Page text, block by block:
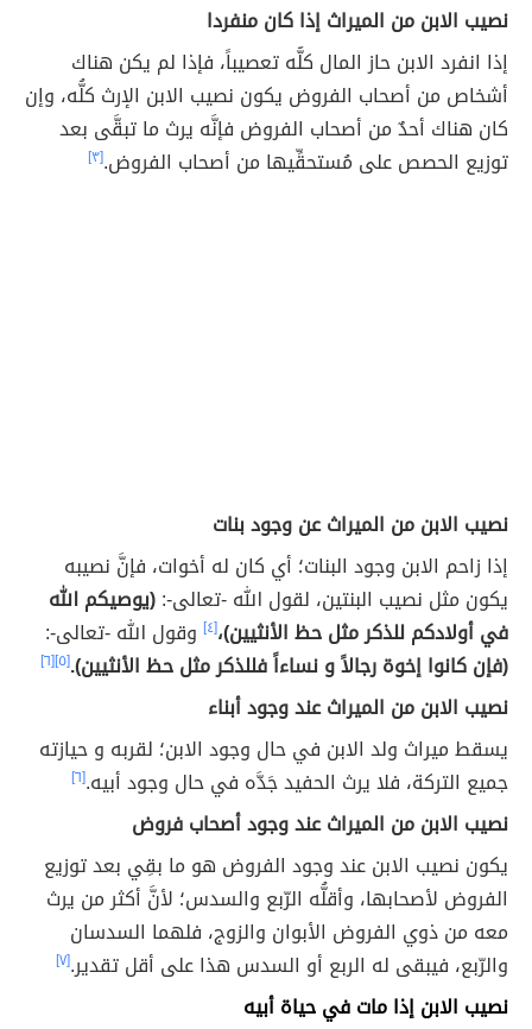
نصيب الابن من الميراث إذا كان منفردا
إذا انفرد الابن حاز المال كلُّه تعصيباً، فإذا لم يكن هناك
أشخاص من أصحاب الفروض يكون نصيب الابن الإرث كلُّه، وإن
كان هناك أحدٌ من أصحاب الفروض فإنَّه يرث ما تبقَّى بعد
توزيع الحصص على مُستحقِّيها من أصحاب الفروض.[٣]
نصيب الابن من الميراث عن وجود بنات
إذا زاحم الابن وجود البنات؛ أي كان له أخوات، فإنَّ نصيبه
يكون مثل نصيب البنتين، لقول الله -تعالى-:(يوصيكم الله
في أولادكم للذكر مثل حظ الأنثيين)،[٤]
وقول الله -تعالى-:
(فإن كانوا إخوة رجالاً و نساءاً فللذكر مثل حظ الأنثيين).[٥] [٦]
نصيب الابن من الميراث عند وجود أبناء
يسقط ميراث ولد الابن في حال وجود الابن؛ لقربه و حيازته
جميع التركة، فلا يرث الحفيد جَدَّه في حال وجود أبيه.[٦]
نصيب الابن من الميراث عند وجود أصحاب فروض
يكون نصيب الابن عند وجود الفروض هو ما بقِي بعد توزيع
الفروض لأصحابها، وأقلُّه الرّبع والسدس؛ لأنَّ أكثر من يرث
معه من ذوي الفروض الأبوان والزوج، فلهما السدسان
والرّبع، فيبقى له الربع أو السدس هذا على أقل تقدير.[٧]
نصيب الابن إذا مات في حياة أبيه